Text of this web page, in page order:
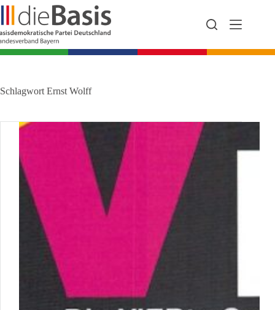
Zum
Inhalt
springen
Schlagwort Ernst Wolff